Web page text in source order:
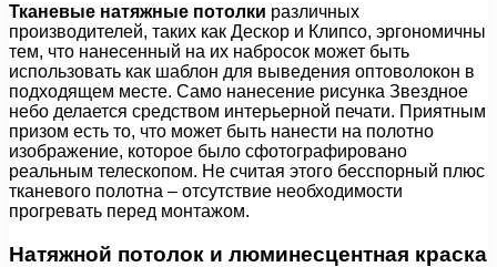
Тканевые натяжные потолки различных
производителей, таких как Дескор и Клипсо, эргономичны
тем, что нанесенный на их набросок может быть
использовать как шаблон для выведения оптоволокон в
подходящем месте. Само нанесение рисунка Звездное
небо делается средством интерьерной печати. Приятным
призом есть то, что может быть нанести на полотно
изображение, которое было сфотографировано
реальным телескопом. Не считая этого бесспорный плюс
тканевого полотна – отсутствие необходимости
прогревать перед монтажом.
Натяжной потолок и люминесцентная краска